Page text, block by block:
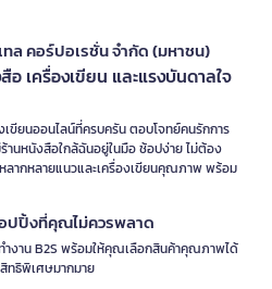
ทล คอร์ปอเรชั่น จำกัด (มหาชน)
เครื่องเขียน และแรงบันดาลใจ
ขียนออนไลน์ที่ครบครัน ตอบโจทย์คนรักการ
านหนังสือใกล้ฉันอยู่ในมือ ช้อปง่าย ไม่ต้อง
ลากหลายแนวและเครื่องเขียนคุณภาพ พร้อม
ปปิ้งที่คุณไม่ควรพลาด
ำงาน B2S พร้อมให้คุณเลือกสินค้าคุณภาพได้
ทธิพิเศษมากมาย